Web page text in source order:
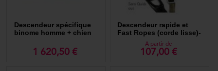
Descendeur spécifique
binome homme + chien
1 620,50 €
Descendeur rapide et
Fast Ropes (corde lisse)-
A partir de
107,00 €